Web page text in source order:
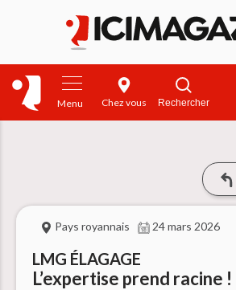
Menu Chez vous Rechercher
Pays royannais 24 mars 2026
LMG ÉLAGAGE
L’expertise prend racine !